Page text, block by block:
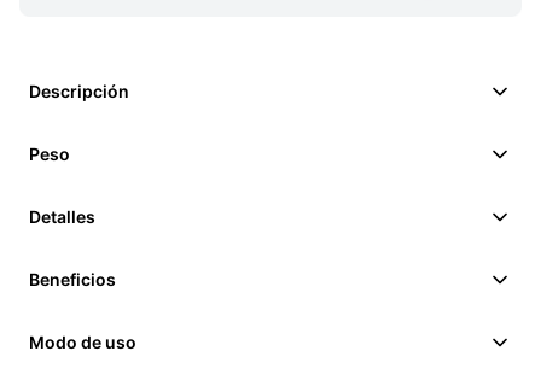
Descripción
Peso
Detalles
Beneficios
Modo de uso